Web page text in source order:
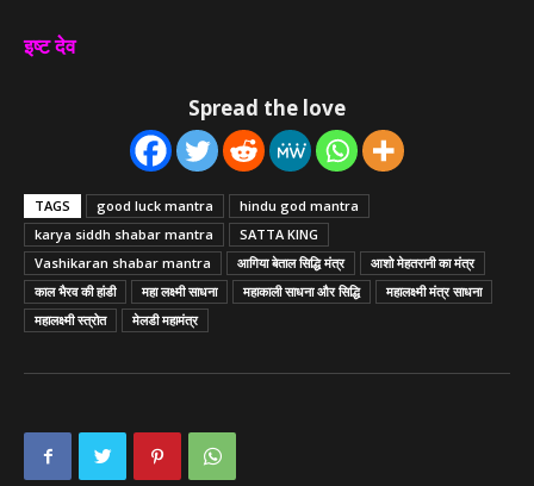
इष्ट देव
Spread the love
TAGS good luck mantra
hindu god mantra
karya siddh shabar mantra
SATTA KING
Vashikaran shabar mantra
आगिया बेताल सिद्धि मंत्र
आशो मेहतरानी का मंत्र
काल भैरव की हांडी
महा लक्ष्मी साधना महाकाली साधना और सिद्धि
महालक्ष्मी मंत्र साधना
महालक्ष्मी स्त्रोत
मेलडी महामंत्र